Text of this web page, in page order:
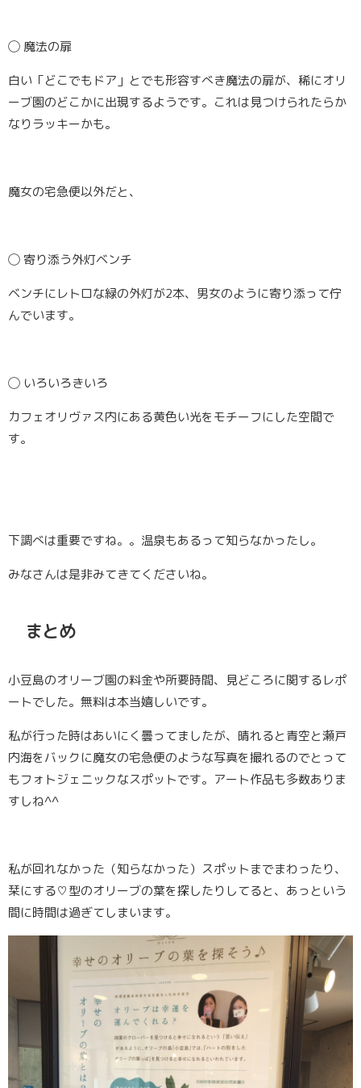
◯ 魔法の扉
白い「どこでもドア」とでも形容すべき魔法の扉が、稀にオリ
ーブ園のどこかに出現するようです。これは見つけられたらか
なりラッキーかも。
魔女の宅急便以外だと、
◯ 寄り添う外灯ベンチ
ベンチにレトロな緑の外灯が2本、男女のように寄り添って佇
んでいます。
◯ いろいろきいろ
カフェオリヴァス内にある黄色い光をモチーフにした空間で
す。
下調べは重要ですね。。温泉もあるって知らなかったし。
みなさんは是非みてきてくださいね。
まとめ
小豆島のオリーブ園の料金や所要時間、見どころに関するレポ
ートでした。無料は本当嬉しいです。
私が行った時はあいにく曇ってましたが、晴れると青空と瀬戸
内海をバックに魔女の宅急便のような写真を撮れるのでとって
もフォトジェニックなスポットです。アート作品も多数ありま
すしね^^
私が回れなかった（知らなかった）スポットまでまわったり、
栞にする♡型のオリーブの葉を探したりしてると、あっという
間に時間は過ぎてしまいます。